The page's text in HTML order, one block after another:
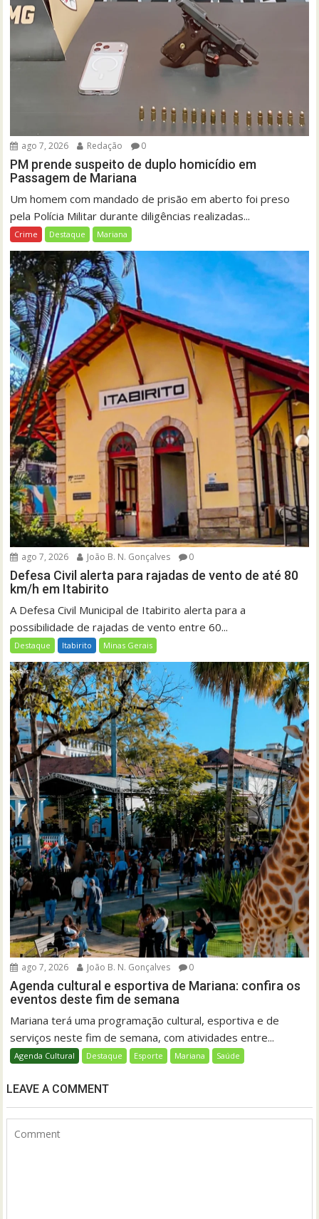
ago 7, 2026 Redação 0
PM prende suspeito de duplo homicídio em
Passagem de Mariana
Um homem com mandado de prisão em aberto foi preso
pela Polícia Militar durante diligências realizadas...
Crime Destaque Mariana
ago 7, 2026 João B. N. Gonçalves 0
Defesa Civil alerta para rajadas de vento de até 80
km/h em Itabirito
A Defesa Civil Municipal de Itabirito alerta para a
possibilidade de rajadas de vento entre 60...
Destaque Itabirito Minas Gerais
ago 7, 2026 João B. N. Gonçalves 0
Agenda cultural e esportiva de Mariana: confira os
eventos deste fim de semana
Mariana terá uma programação cultural, esportiva e de
serviços neste fim de semana, com atividades entre...
Agenda Cultural Destaque Esporte Mariana Saúde
LEAVE A COMMENT